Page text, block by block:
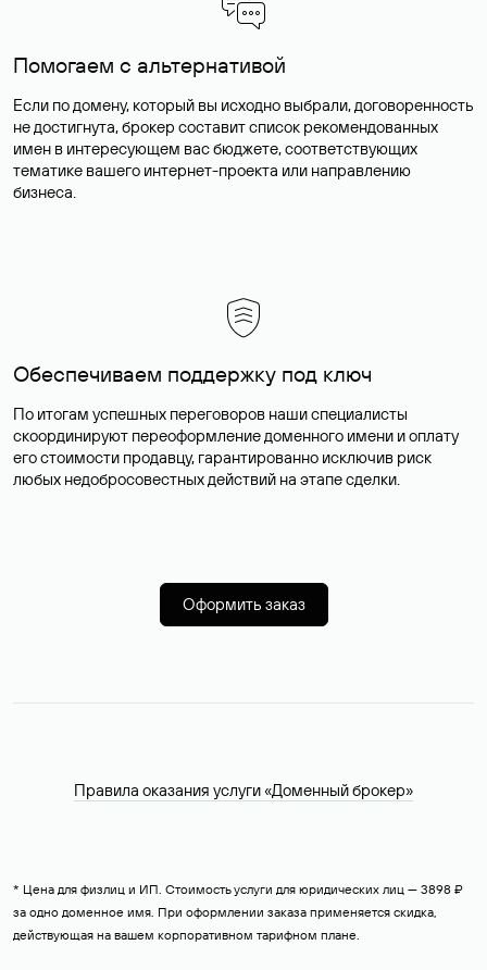
Помогаем с альтернативой
Если по домену, который вы исходно выбрали, договоренность
не достигнута, брокер составит список рекомендованных
имен в интересующем вас бюджете, соответствующих
тематике вашего интернет-проекта или направлению
бизнеса.
Обеспечиваем поддержку под ключ
По итогам успешных переговоров наши специалисты
скоординируют переоформление доменного имени и оплату
его стоимости продавцу, гарантированно исключив риск
любых недобросовестных действий на этапе сделки.
Оформить заказ
Правила оказания услуги «Доменный брокер»
* Цена для физлиц и ИП. Стоимость услуги для юридических лиц — 3898 ₽
за одно доменное имя. При оформлении заказа применяется скидка,
действующая на вашем корпоративном тарифном плане.